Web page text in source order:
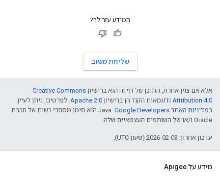
המידע עזר לך?
שליחת משוב
אלא אם צוין אחרת, התוכן של דף זה הוא ברישיון Creative Commons
Attribution 4.0 ודוגמאות הקוד הן ברישיון Apache 2.0. לפרטים, ניתן לעיין
במדיניות האתר Google Developers‏
.‏ Java הוא סימן מסחרי רשום של חברת
Oracle ו/או של השותפים העצמאיים שלה.
עדכון אחרון: 2026-02-03 (שעון UTC).
מידע על Apigee